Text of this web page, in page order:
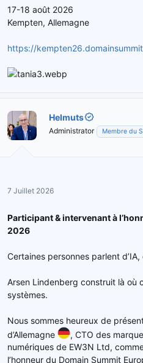
17-18 août 2026
Kempten, Allemagne
https://
Helmuts
Administrator Membre du
7 Juillet 2026
Participant & intervenant à
2026
Certaines personnes parlent d’IA,
Arsen Lindenberg construit là où
systèmes.
Nous sommes heureux de
d’Allemagne
, CTO des
numériques de EW3N Ltd,
l’honneur du Domain Summit